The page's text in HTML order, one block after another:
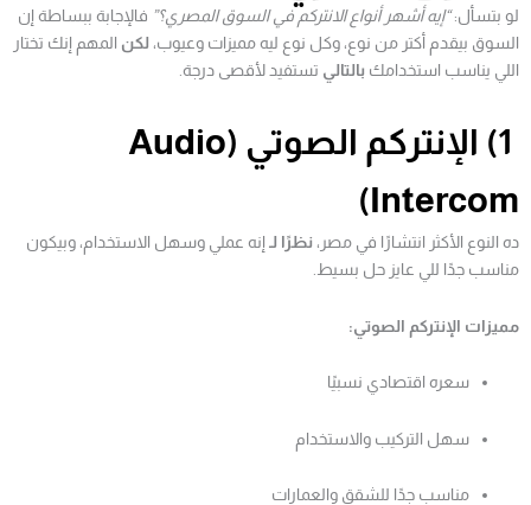
لو بتسأل:“إيه أشهر أنواع الانتركم في السوق المصري؟” فالإجابة ببساطة إن
السوق بيقدم أكتر من نوع، وكل نوع ليه مميزات وعيوب، لكن المهم إنك تختار
اللي يناسب استخدامك بالتالي تستفيد لأقصى درجة.
1) الإنتركم الصوتي (Audio
Intercom)
ده النوع الأكثر انتشارًا في مصر، نظرًا لـ إنه عملي وسهل الاستخدام، وبيكون
مناسب جدًا للي عايز حل بسيط.
مميزات الإنتركم الصوتي:
سعره اقتصادي نسبيًا
سهل التركيب والاستخدام
مناسب جدًا للشقق والعمارات